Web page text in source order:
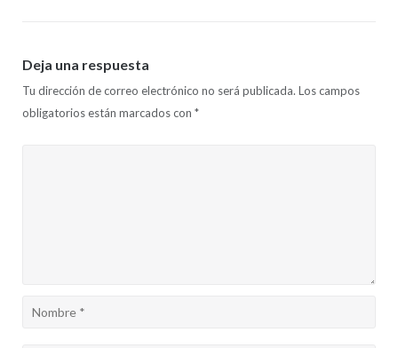
Deja una respuesta
Tu dirección de correo electrónico no será publicada. Los campos
obligatorios están marcados con *